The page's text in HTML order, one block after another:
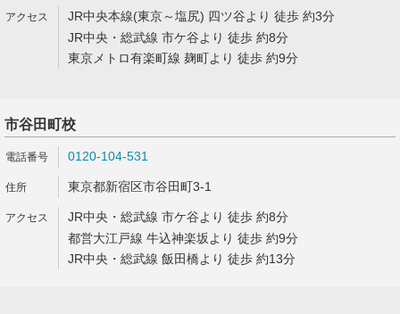
JR中央本線(東京～塩尻) 四ツ谷より 徒歩 約3分
JR中央・総武線 市ケ谷より 徒歩 約8分
東京メトロ有楽町線 麹町より 徒歩 約9分
市谷田町校
0120-104-531
東京都新宿区市谷田町3-1
JR中央・総武線 市ケ谷より 徒歩 約8分
都営大江戸線 牛込神楽坂より 徒歩 約9分
JR中央・総武線 飯田橋より 徒歩 約13分